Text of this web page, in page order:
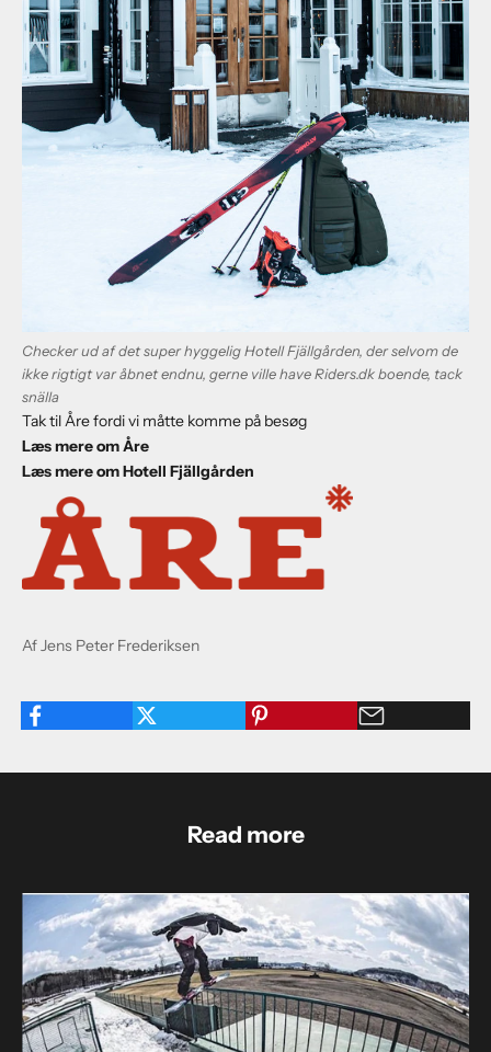
Checker ud af det super hyggelig Hotell Fjällgården, der selvom de
ikke rigtigt var åbnet endnu, gerne ville have Riders.dk boende, tack
snälla
Tak til Åre fordi vi måtte komme på besøg
Læs mere om Åre
Læs mere om Hotell Fjällgården
Af Jens Peter Frederiksen
Read more